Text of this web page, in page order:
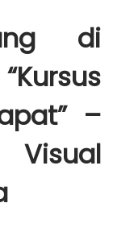
di
“Kursus
–
Visual